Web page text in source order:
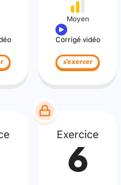
Moyen
Corrigé vidéo
s'exercer
Exercice
6